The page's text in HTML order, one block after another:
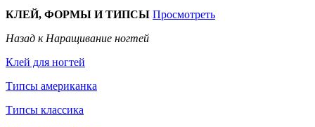
КЛЕЙ, ФОРМЫ И ТИПСЫ Просмотреть
Назад к Наращивание ногтей
Клей для ногтей
Типсы американка
Типсы классика